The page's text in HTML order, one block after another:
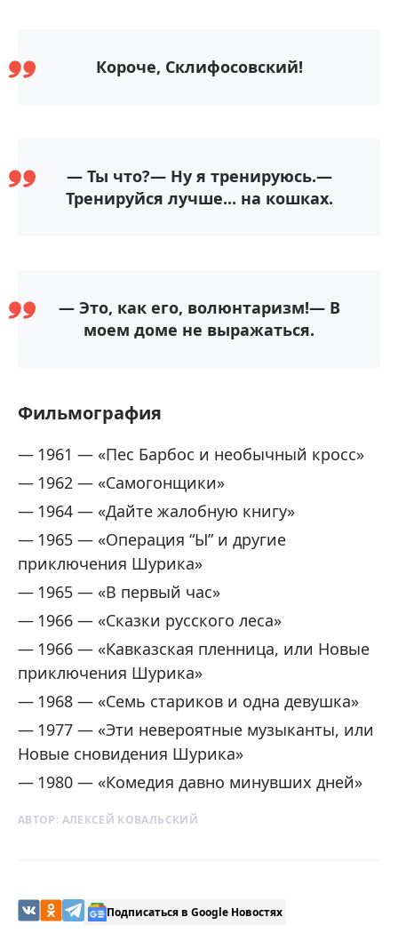
Короче, Склифосовский!
— Ты что?— Ну я тренируюсь.—
Тренируйся лучше... на кошках.
— Это, как его, волюнтаризм!— В
моем доме не выражаться.
Фильмография
1961 — «Пес Барбос и необычный кросс»
1962 — «Самогонщики»
1964 — «Дайте жалобную книгу»
1965 — «Операция “Ы” и другие
приключения Шурика»
1965 — «В первый час»
1966 — «Сказки русского леса»
1966 — «Кавказская пленница, или Новые
приключения Шурика»
1968 — «Семь стариков и одна девушка»
1977 — «Эти невероятные музыканты, или
Новые сновидения Шурика»
1980 — «Комедия давно минувших дней»
АВТОР: АЛЕКСЕЙ КОВАЛЬСКИЙ
Подписаться в Google Новостях